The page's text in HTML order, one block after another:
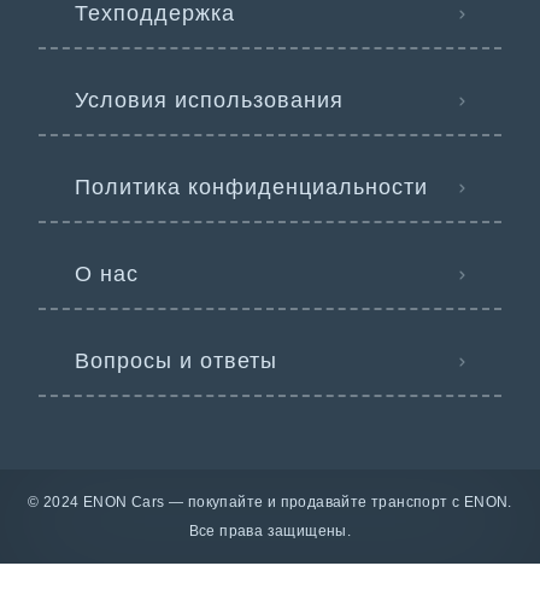
Техподдержка
Условия использования
Политика конфиденциальности
О нас
Вопросы и ответы
© 2024 ENON Cars — покупайте и продавайте транспорт с ENON.
Все права защищены.